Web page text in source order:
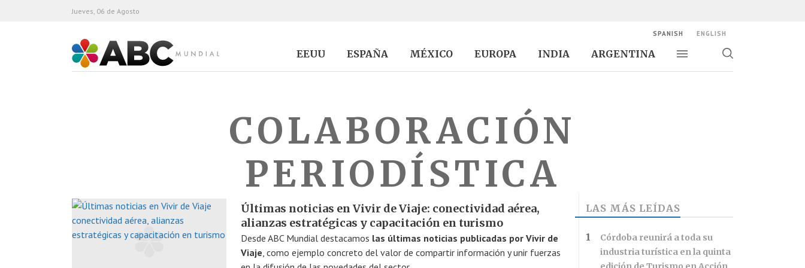
ABC Mundial
EEUU ESPAÑA MÉXICO EUROPA INDIA ARGENTINA
Alternar navegación
Alternar
Jueves, 06 de Agosto
SPANISH ENGLISH
COLABORACIÓN
PERIODÍSTICA
Últimas noticias en Vivir de Viaje: conectividad aérea,
alianzas estratégicas y capacitación en turismo
Desde ABC Mundial destacamos las últimas noticias publicadas por Vivir de
Viaje, como ejemplo concreto del valor de compartir información y unir fuerzas
LAS MÁS LEÍDAS
Córdoba reunirá a toda su
industria turística en la quinta